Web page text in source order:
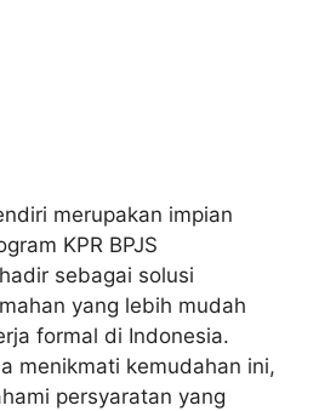
merupakan impian
KPR BPJS
sebagai solusi
yang lebih mudah
formal di Indonesia.
menikmati kemudahan ini,
persyaratan yang